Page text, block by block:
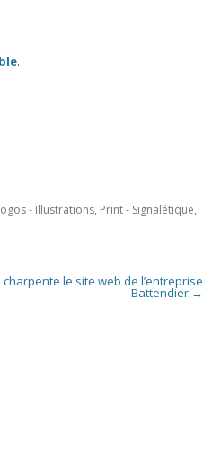
.
- Illustrations, Print - Signalétique,
charpente le site web de l’entreprise
Battendier →